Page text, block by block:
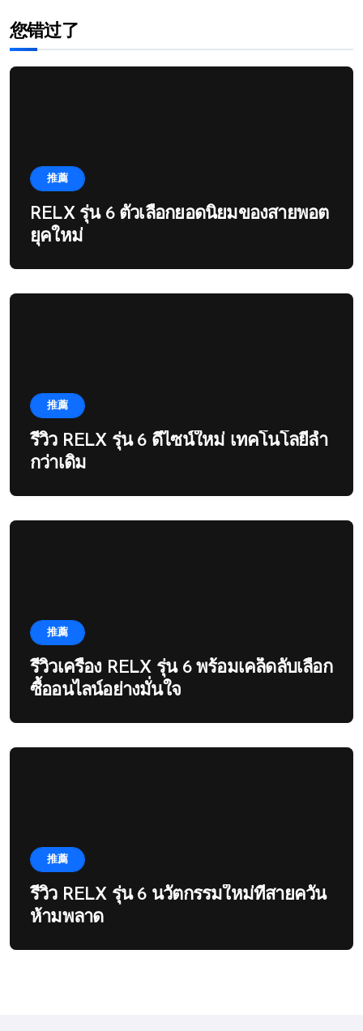
您错过了
推薦
RELX รุ่น 6 ตัวเลือกยอดนิยมของสายพอต
ยุคใหม่
推薦
รีวิว RELX รุ่น 6 ดีไซน์ใหม่ เทคโนโลยีล้ำ
กว่าเดิม
推薦
รีวิวเครื่อง RELX รุ่น 6 พร้อมเคล็ดลับเลือก
ซื้ออนไลน์อย่างมั่นใจ
推薦
รีวิว RELX รุ่น 6 นวัตกรรมใหม่ที่สายควัน
ห้ามพลาด